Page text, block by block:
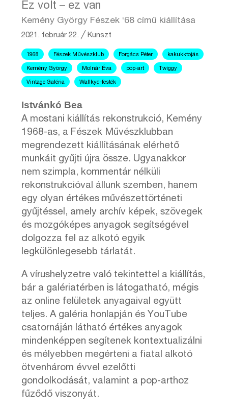
Ez volt – ez van
Kemény György Fészek ‘68 című kiállítása
2021. február 22. ╱Kunszt
1968 Fészek Művészklub Forgács Péter kakukktojás
Kemény György Molnár Éva pop-art Twiggy
Vintage Galéria Wallkyd-festék
Istvánkó Bea
A mostani kiállítás rekonstrukció, Kemény
1968-as, a Fészek Művészklubban
megrendezett kiállításának elérhető
munkáit gyűjti újra össze. Ugyanakkor
nem szimpla, kommentár nélküli
rekonstrukcióval állunk szemben, hanem
egy olyan értékes művészettörténeti
gyűjtéssel, amely archív képek, szövegek
és mozgóképes anyagok segítségével
dolgozza fel az alkotó egyik
legkülönlegesebb tárlatát.
A vírushelyzetre való tekintettel a kiállítás,
bár a galériatérben is látogatható, mégis
az online felületek anyagaival együtt
teljes. A galéria honlapján és YouTube
csatornáján látható értékes anyagok
mindenképpen segítenek kontextualizálni
és mélyebben megérteni a fiatal alkotó
ötvenhárom évvel ezelőtti
gondolkodását, valamint a pop-arthoz
fűződő viszonyát.